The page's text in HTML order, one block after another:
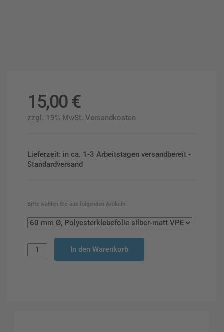
15,00 €
zzgl. 19% MwSt. Versandkosten
Lieferzeit: in ca. 1-3 Arbeitstagen versandbereit -
Standardversand
Bitte wählen Sie aus folgenden Artikeln
In den Warenkorb